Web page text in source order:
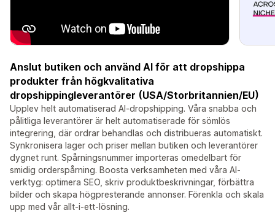
Anslut butiken och använd AI för att dropshippa
produkter från högkvalitativa
dropshippingleverantörer (USA/Storbritannien/EU)
Upplev helt automatiserad AI-dropshipping. Våra snabba och
pålitliga leverantörer är helt automatiserade för sömlös
integrering, där ordrar behandlas och distribueras automatiskt.
Synkronisera lager och priser mellan butiken och leverantörer
dygnet runt. Spårningsnummer importeras omedelbart för
smidig orderspårning. Boosta verksamheten med våra AI-
verktyg: optimera SEO, skriv produktbeskrivningar, förbättra
bilder och skapa högpresterande annonser. Förenkla och skala
upp med vår allt-i-ett-lösning.